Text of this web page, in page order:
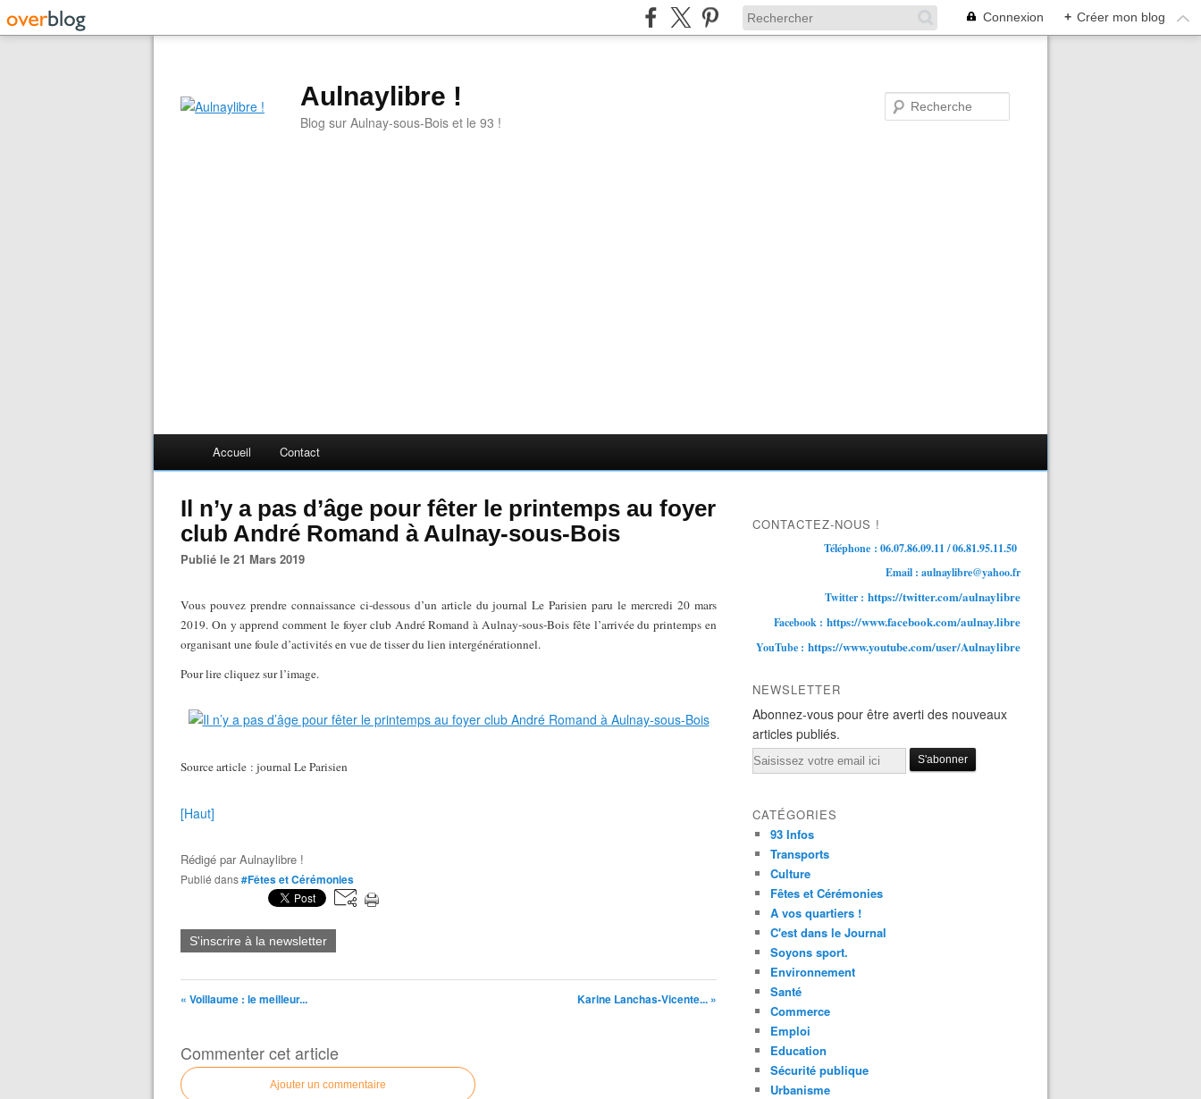
Connexion + Créer mon blog
Aulnaylibre !
Blog sur Aulnay-sous-Bois et le 93 !
Accueil Contact
Il n’y a pas d’âge pour fêter le printemps au foyer
club André Romand à Aulnay-sous-Bois
Publié le 21 Mars 2019
Vous pouvez prendre connaissance ci-dessous d’un article du journal Le Parisien paru le mercredi 20 mars
2019. On y apprend comment le foyer club André Romand à Aulnay-sous-Bois fête l’arrivée du printemps en
organisant une foule d’activités en vue de tisser du lien intergénérationnel.
Pour lire cliquez sur l’image.
Source article : journal Le Parisien
[Haut]
Rédigé parAulnaylibre !
Publié dans#Fêtes et Cérémonies
S'inscrire à la newsletter
« Voillaume : le meilleur... Karine Lanchas-Vicente... »
Commenter cet article
Ajouter un commentaire
CONTACTEZ-NOUS !
Téléphone : 06.07.86.09.11 / 06.81.95.11.50
Email : aulnaylibre@yahoo.fr
Twitter : https://twitter.com/aulnaylibre
Facebook : https://www.facebook.com/aulnay.libre
YouTube : https://www.youtube.com/user/Aulnaylibre
NEWSLETTER
Abonnez-vous pour être averti des nouveaux
articles publiés.
Email
CATÉGORIES
93 Infos
Transports
Culture
Fêtes et Cérémonies
A vos quartiers !
C'est dans le Journal
Soyons sport.
Environnement
Santé
Commerce
Emploi
Education
Sécurité publique
Urbanisme